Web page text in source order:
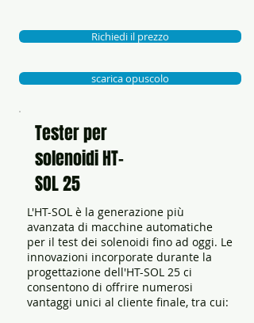
Richiedi il prezzo
scarica opuscolo
Tester per
solenoidi HT-
SOL 25
L'HT-SOL è la generazione più
avanzata di macchine automatiche
per il test dei solenoidi fino ad oggi. Le
innovazioni incorporate durante la
progettazione dell'HT-SOL 25 ci
consentono di offrire numerosi
vantaggi unici al cliente finale, tra cui: